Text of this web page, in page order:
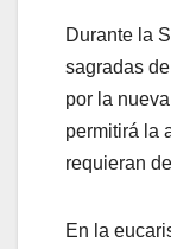
Durante la
sagradas
por la
permitirá la
requieran
En la